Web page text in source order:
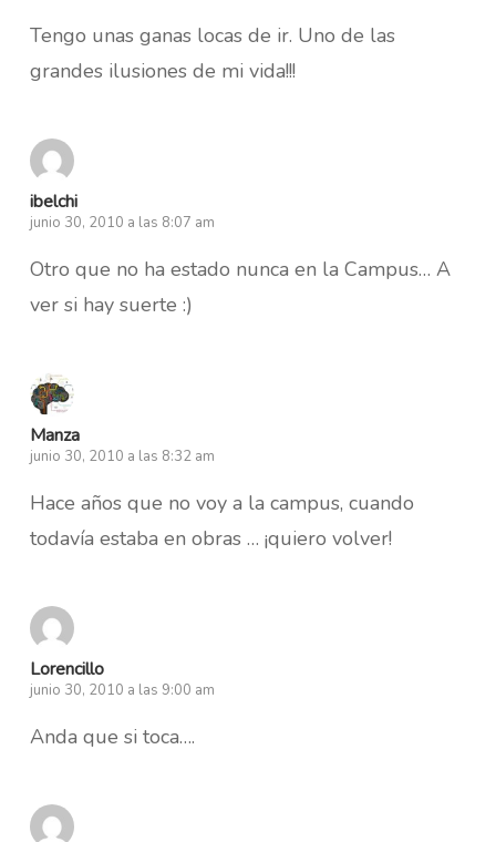
Tengo unas ganas locas de ir. Uno de las
grandes ilusiones de mi vida!!!
ibelchi
junio 30, 2010 a las 8:07 am
Otro que no ha estado nunca en la Campus… A
ver si hay suerte :)
Manza
junio 30, 2010 a las 8:32 am
Hace años que no voy a la campus, cuando
todavía estaba en obras … ¡quiero volver!
Lorencillo
junio 30, 2010 a las 9:00 am
Anda que si toca….